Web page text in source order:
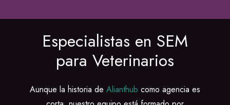
Especialistas en SEM
para Veterinarios
Aunque la historia de Alianthub como agencia es